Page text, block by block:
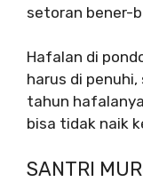
setoran bener-
Hafalan di
harus di
tahun
bisa tidak naik
SANTRI